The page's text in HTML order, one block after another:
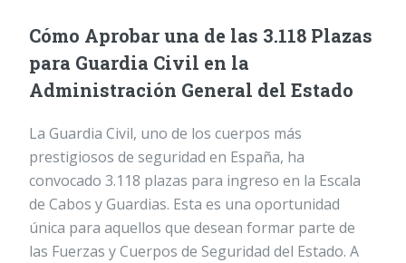
Cómo Aprobar una de las 3.118 Plazas
para Guardia Civil en la
Administración General del Estado
La Guardia Civil, uno de los cuerpos más
prestigiosos de seguridad en España, ha
convocado 3.118 plazas para ingreso en la Escala
de Cabos y Guardias. Esta es una oportunidad
única para aquellos que desean formar parte de
las Fuerzas y Cuerpos de Seguridad del Estado. A